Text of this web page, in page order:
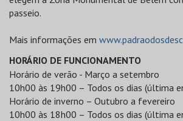
passeio.
Mais informações em
HORÁRIO DE FUNCIONAMENTO
Horário de verão - Março a setembro
10h00 às 19h00 – Todos os dias (última
Horário de inverno – Outubro a fevereiro
10h00 às 18h00 – Todos os dias (última